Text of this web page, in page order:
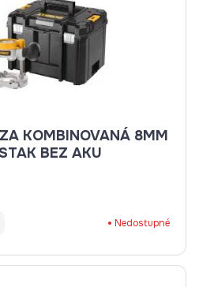
BEZ AKU
Nedostupné